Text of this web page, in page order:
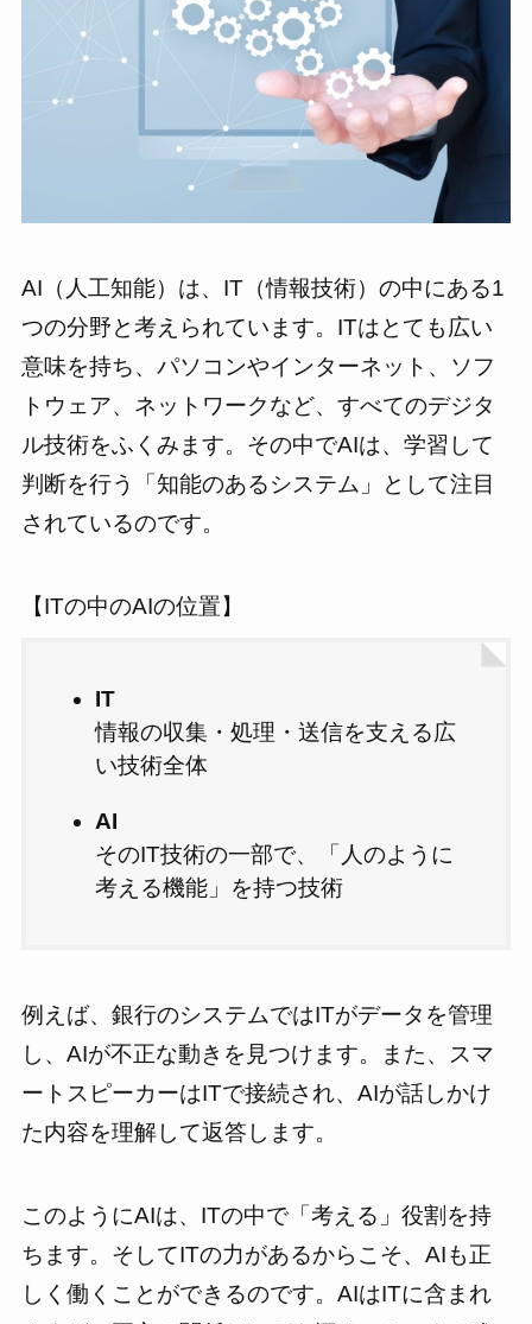
AI（人工知能）は、IT（情報技術）の中にある1
つの分野と考えられています。ITはとても広い
意味を持ち、パソコンやインターネット、ソフ
トウェア、ネットワークなど、すべてのデジタ
ル技術をふくみます。その中でAIは、学習して
判断を行う「知能のあるシステム」として注目
されているのです。
【ITの中のAIの位置】
IT
情報の収集・処理・送信を支える広
い技術全体
AI
そのIT技術の一部で、「人のように
考える機能」を持つ技術
例えば、銀行のシステムではITがデータを管理
し、AIが不正な動きを見つけます。また、スマ
ートスピーカーはITで接続され、AIが話しかけ
た内容を理解して返答します。
このようにAIは、ITの中で「考える」役割を持
ちます。そしてITの力があるからこそ、AIも正
しく働くことができるのです。AIはITに含まれ